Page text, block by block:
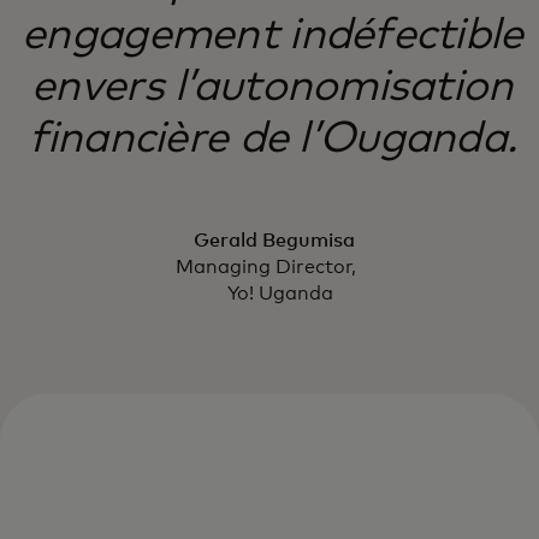
engagement indéfectible
envers l’autonomisation
financière de l’Ouganda.
Gerald Begumisa
Managing Director,
Yo! Uganda